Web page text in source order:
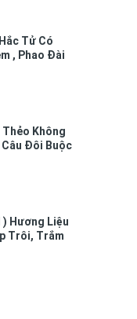
Tử Có
, Phao Đài
Thẻo Không
Câu Đôi Buộc
) Hương Liệu
Trôi, Trắm
Thơm,
Mật